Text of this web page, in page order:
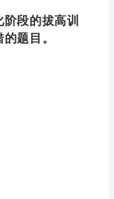
阶段的拔高训
题目。